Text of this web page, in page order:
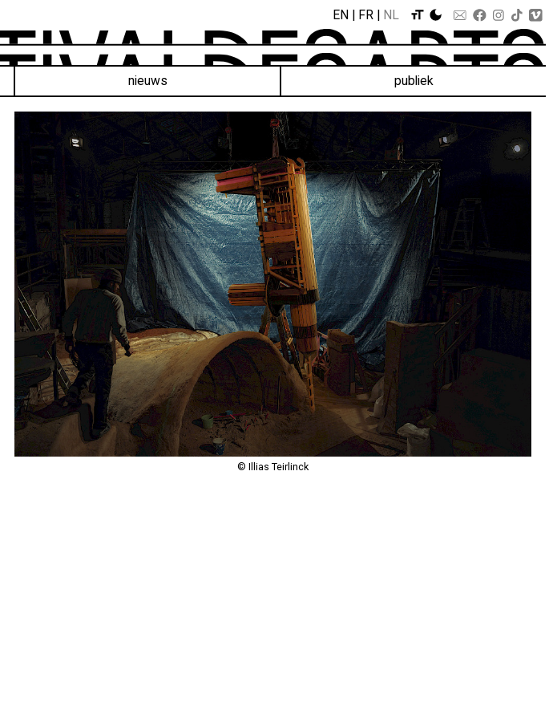
EN FR NL
nieuws publiek
© Illias Teirlinck